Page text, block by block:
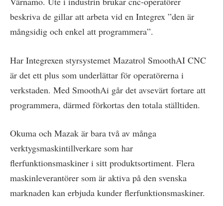
beskriva de gillar att arbeta vid en Integrex ”den är
mångsidig och enkel att programmera”.
Har Integrexen styrsystemet Mazatrol SmoothAI CNC
är det ett plus som underlättar för operatörerna i
verkstaden. Med SmoothAi går det avsevärt fortare att
programmera, därmed förkortas den totala ställtiden.
Okuma och Mazak är bara två av många
verktygsmaskintillverkare som har
flerfunktionsmaskiner i sitt produktsortiment. Flera
maskinleverantörer som är aktiva på den svenska
marknaden kan erbjuda kunder flerfunktionsmaskiner.